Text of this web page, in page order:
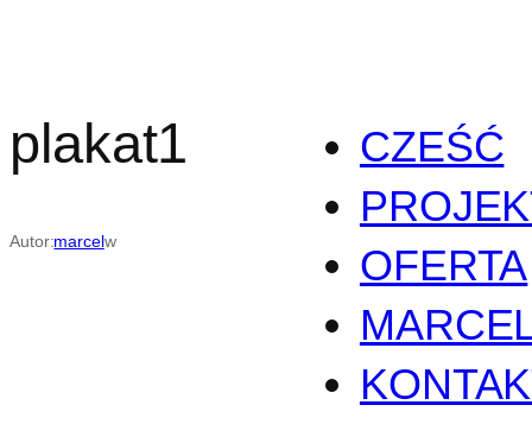
CZEŚĆ
OFERTA
plakat1
Autor:marcelw